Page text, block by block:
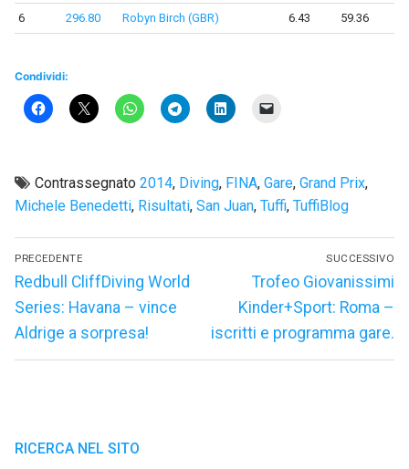
6 296.80 Robyn Birch (GBR) 6.43 59.36
Condividi:
Contrassegnato 2014, Diving, FINA, Gare, Grand Prix,
Michele Benedetti, Risultati, San Juan, Tuffi, TuffiBlog
Navigazione
articoli
PRECEDENTE
Articolo
precedente:
Redbull CliffDiving World
Series: Havana – vince
Aldrige a sorpresa!
SUCCESSIVO
Articolo
successivo:
Trofeo Giovanissimi
Kinder+Sport: Roma –
iscritti e programma gare.
RICERCA NEL SITO